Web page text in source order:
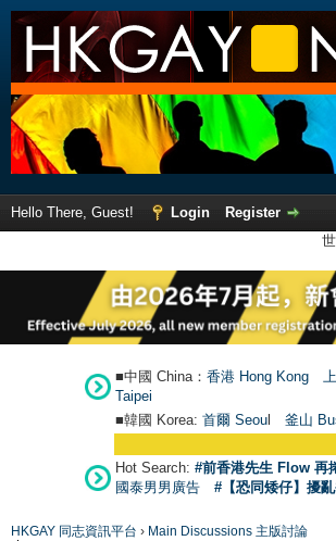
Hello There, Guest! Login
Register
■中國 China： 香港 Hong Kong
Taipei
■韓國 Korea: 首爾 Seoul 釜山
Hot Search: #前香港先生 Flow 再
國泰男男廣告
#【恐同矮仔】擾
HKGAY 同志資訊平台 › Main Discussions 主版討論